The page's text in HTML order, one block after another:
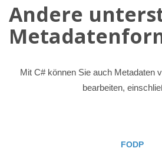
Andere
Mit C# können Sie auch Metadaten
bearbeiten,
FODP